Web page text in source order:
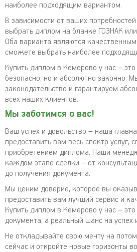
наиболее подходящим вариантом.
В зависимости от ваших
выбрать диплом на бланке ГОЗНАК
Оба варианта являются
сможете выбрать наиболее
Купить диплом в Кемерово у нас –
безопасно, но и абсолютно законно.
законодательство и гарантируем
всех наших клиентов.
Мы заботимся о вас!
Ваш успех и довольство – наша
предоставить вам весь спектр услуг,
приобретением диплома. Наши
каждом этапе сделки – от
до получения документа.
Мы ценим доверие, которое вы
предоставить вам лучший сервис и
Купить диплом в Кемерово у нас –
документа, а реальный шанс на успех
Не откладывайте свою мечту на
сейчас и откройте новые горизонты